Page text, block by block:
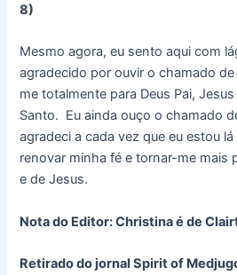
8)
Mesmo agora, eu sento aqui com
agradecido por ouvir o chamado
me totalmente para Deus Pai,
Santo. Eu ainda ouço o chamado
agradeci a cada vez que eu estou
renovar minha fé e tornar-me mais
e de Jesus.
Nota do Editor: Christina é de
Retirado do jornal Spirit of